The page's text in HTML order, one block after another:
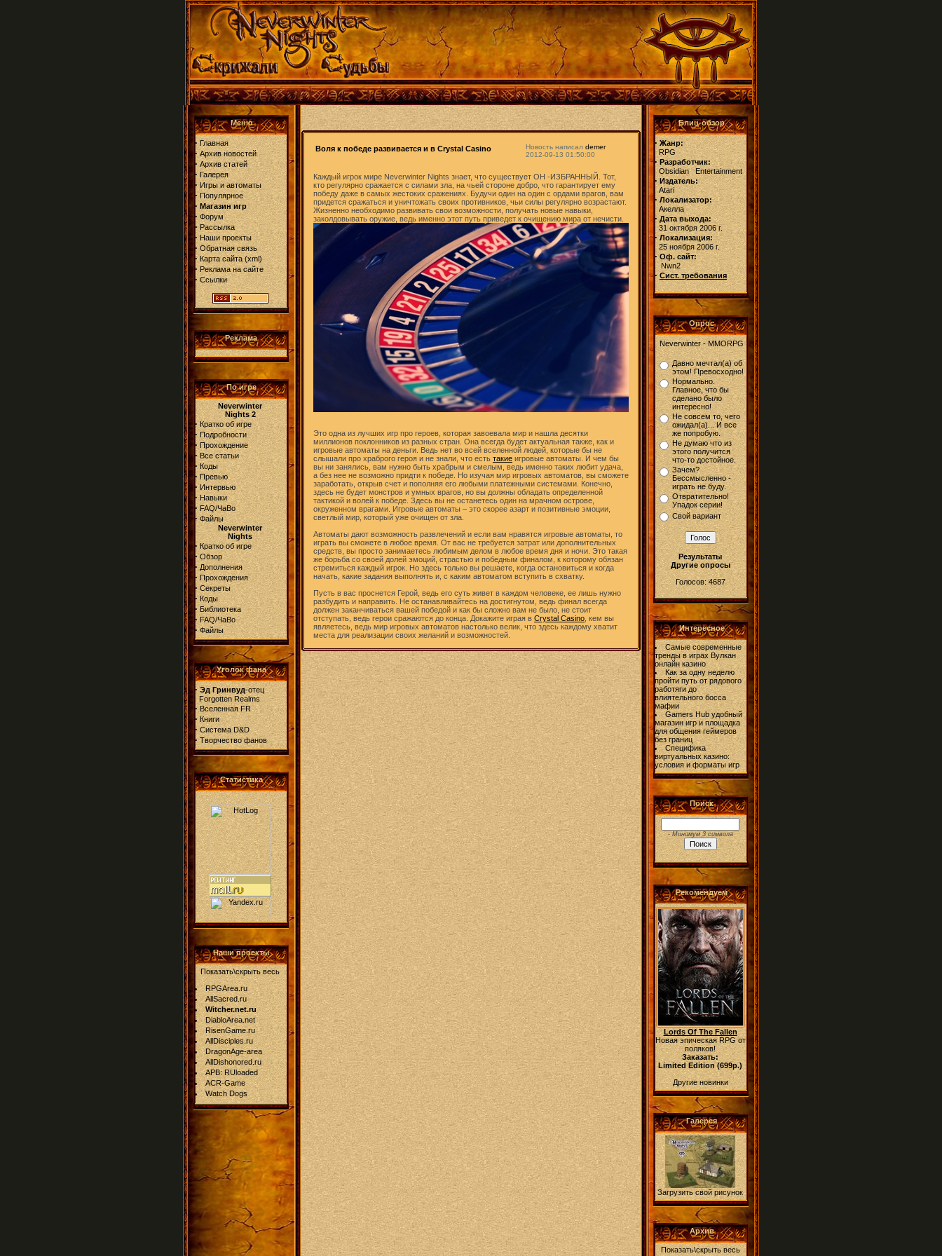
Меню
· Главная
· Архив новостей
· Архив статей
· Галерея
· Игры и автоматы
· Популярное
· Магазин игр
· Форум
· Рассылка
· Наши проекты
· Обратная связь
· Карта сайта(xml)
· Реклама на сайте
· Ссылки
Реклама
По игре
Neverwinter
Nights 2
· Кратко об игре
· Подробности
· Прохождение
· Все статьи
· Коды
· Превью
· Интервью
· Навыки
· FAQ/ЧаВо
· Файлы
Neverwinter
Nights
· Кратко об игре
· Обзор
· Дополнения
· Прохождения
· Секреты
· Коды
· Библиотека
· FAQ/ЧаВо
· Файлы
Уголок фана
· Эд Гринвуд-отец
Forgotten Realms
· Вселенная FR
· Книги
· Система D&D
· Творчество фанов
Статистика
Наши проекты
Показать\скрыть весь
RPGArea.ru
AllSacred.ru
Witcher.net.ru
DiabloArea.net
RisenGame.ru
AllDisciples.ru
DragonAge-area
AllDishonored.ru
APB: RUloaded
ACR-Game
Watch Dogs
Воля к победе развивается и в Crystal Casino Новость написал demer
2012-09-13 01:50:00
Каждый игрок мире Neverwinter Nights знает, что существует ОН -ИЗБРАННЫЙ. Тот,
кто регулярно сражается с силами зла, на чьей стороне добро, что гарантирует ему
победу даже в самых жестоких сражениях. Будучи один на один с ордами врагов, вам
придется сражаться и уничтожать своих противников, чьи силы регулярно возрастают.
Жизненно необходимо развивать свои возможности, получать новые навыки,
заколдовывать оружие, ведь именно этот путь приведет к очищению мира от нечисти.
Это одна из лучших игр про героев, которая завоевала мир и нашла десятки
миллионов поклонников из разных стран. Она всегда будет актуальная также, как и
игровые автоматы на деньги. Ведь нет во всей вселенной людей, которые бы не
слышали про храброго героя и не знали, что есть такие игровые автоматы. И чем бы
вы ни занялись, вам нужно быть храбрым и смелым, ведь именно таких любит удача,
а без нее не возможно придти к победе. Но изучая мир игровых автоматов, вы сможете
заработать, открыв счет и пополняя его любыми платежными системами. Конечно,
здесь не будет монстров и умных врагов, но вы должны обладать определенной
тактикой и волей к победе. Здесь вы не останетесь один на мрачном острове,
окруженном врагами. Игровые автоматы – это скорее азарт и позитивные эмоции,
светлый мир, который уже очищен от зла.
Автоматы дают возможность развлечений и если вам нравятся игровые автоматы, то
играть вы сможете в любое время. От вас не требуется затрат или дополнительных
средств, вы просто занимаетесь любимым делом в любое время дня и ночи. Это такая
же борьба со своей долей эмоций, страстью и победным финалом, к которому обязан
стремиться каждый игрок. Но здесь только вы решаете, когда остановиться и когда
начать, какие задания выполнять и, с каким автоматом вступить в схватку.
Пусть в вас проснется Герой, ведь его суть живет в каждом человеке, ее лишь нужно
разбудить и направить. Не останавливайтесь на достигнутом, ведь финал всегда
должен заканчиваться вашей победой и как бы сложно вам не было, не стоит
отступать, ведь герои сражаются до конца. Докажите играя в Crystal Casino , кем вы
являетесь, ведь мир игровых автоматов настолько велик, что здесь каждому хватит
места для реализации своих желаний и возможностей.
Блиц-обзор
· Жанр:
RPG
· Разработчик:
Obsidian Entertainment
· Издатель:
Atari
· Локализатор:
Акелла
· Дата выхода:
31 октября 2006 г.
· Локализация:
25 ноября 2006 г.
· Оф. сайт:
Nwn2
· Сист. требования
Опрос
Neverwinter - MMORPG
Давно мечтал(а) об
этом! Превосходно!
Нормально.
Главное, что бы
сделано было
интересно!
Не совсем то, чего
ожидал(а)... И все
же попробую.
Не думаю что из
этого получится
что-то достойное.
Зачем?
Бессмысленно -
играть не буду.
Отвратительно!
Упадок серии!
Свой вариант
Результаты
Другие опросы
Голосов: 4687
Интересное
Самые современные
тренды в играх Вулкан
онлайн казино
Как за одну неделю
пройти путь от рядового
работяги до
влиятельного босса
мафии
Gamers Hub удобный
магазин игр и площадка
для общения геймеров
без границ
Специфика
виртуальных казино:
условия и форматы игр
Поиск
- Минимум 3 символа
Рекомендуем
Lords Of The Fallen
Новая эпическая RPG от
поляков!
Заказать:
Limited Edition (699р.)
Другие новинки
Галерея
Загрузить свой рисунок
Архив
Показать\скрыть весь